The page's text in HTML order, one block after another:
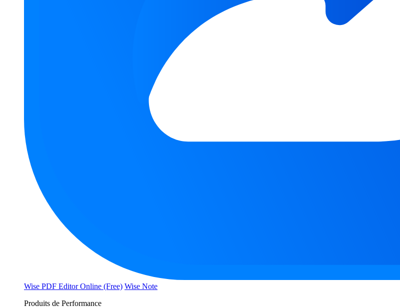
Wise PDF Editor Online (Free) Wise Note
Produits de Performance